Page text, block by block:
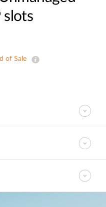
slots
of Sale